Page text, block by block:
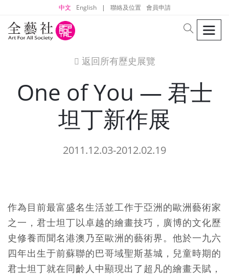
中文 English | 聯絡及位置 會員申請
search
icon
返回所有歷史展覽
One of You — 君士
坦丁新作展
2011.12.03-2012.02.19
作為目前最富盛名生活並工作于亞洲的歐洲藝術家
之一，君士坦丁以卓越的繪畫技巧，廣博的文化歷
史修養而聞名港澳乃至歐洲的藝術界。他於一九六
四年出生于前蘇聯的巴哥域聖斯基城，兒童時期的
君士坦丁就在同齡人中顯現出了超凡的繪畫天賦，